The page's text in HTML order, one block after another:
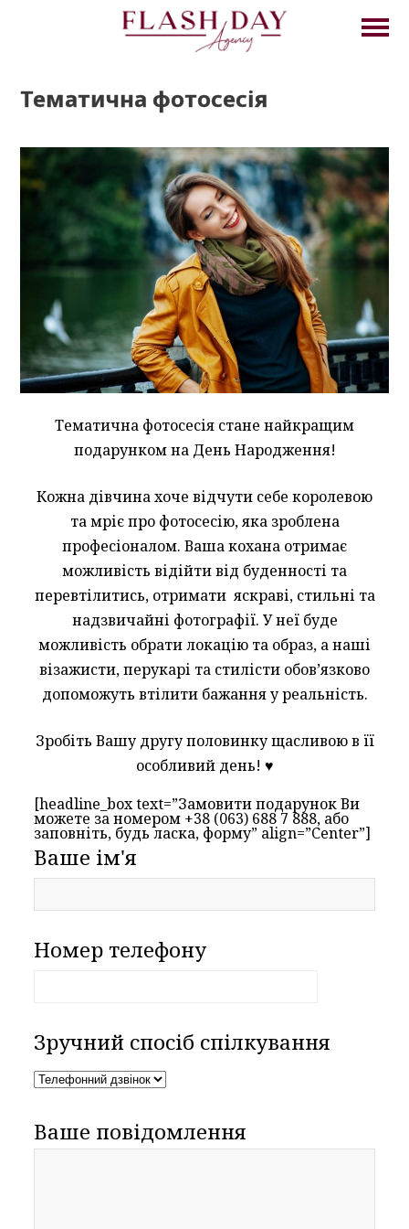
Тематична фотосесія
Тематична фотосесія стане найкращим
подарунком на День Народження!
Кожна дівчина хоче відчути себе королевою
та мріє про фотосесію, яка зроблена
професіоналом. Ваша кохана отримає
можливість відійти від буденності та
перевтілитись, отримати яскраві, стильні та
надзвичайні фотографії. У неї буде
можливість обрати локацію та образ, а наші
візажисти, перукарі та стилісти обов’язково
допоможуть втілити бажання у реальність.
Зробіть Вашу другу половинку щасливою в її
особливий день! ♥
[headline_box text=”Замовити подарунок Ви
можете за номером +38 (063) 688 7 888, або
заповніть, будь ласка, форму” align=”Center”]
Ваше ім'я
Номер телефону
Зручний спосіб спілкування
Ваше повідомлення